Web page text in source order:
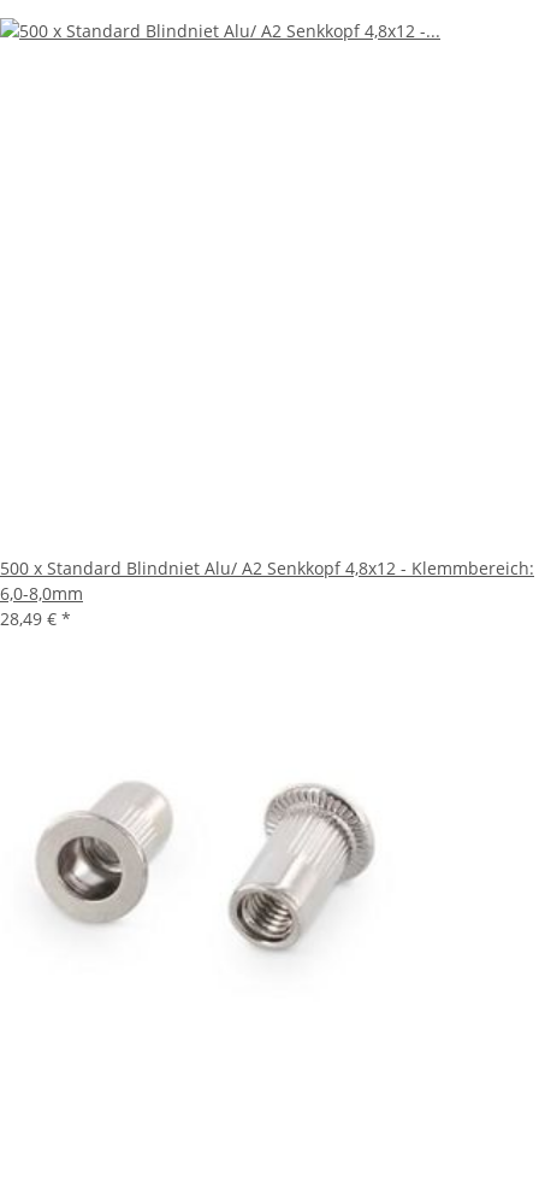
500 x Standard Blindniet Alu/ A2 Senkkopf 4,8x12 - Klemmbereich:
6,0-8,0mm
28,49 € *